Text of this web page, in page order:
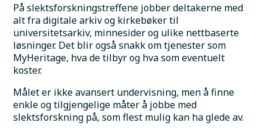
På slektsforskningstreffene jobber deltakerne med
alt fra digitale arkiv og kirkebøker til
universitetsarkiv, minnesider og ulike nettbaserte
løsninger. Det blir også snakk om tjenester som
MyHeritage, hva de tilbyr og hva som eventuelt
koster.
Målet er ikke avansert undervisning, men å finne
enkle og tilgjengelige måter å jobbe med
slektsforskning på, som flest mulig kan ha glede av.